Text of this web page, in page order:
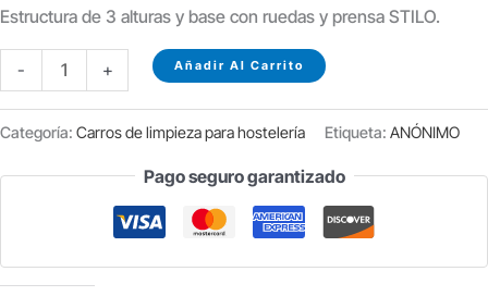
Estructura de 3 alturas y base con ruedas y prensa STILO.
-
DE
LIMPIEZA
COMPLETO
+ Añadir Al Carrito
Categoría: Carros de limpieza para hostelería Etiqueta: ANÓNIMO
Pago seguro garantizado